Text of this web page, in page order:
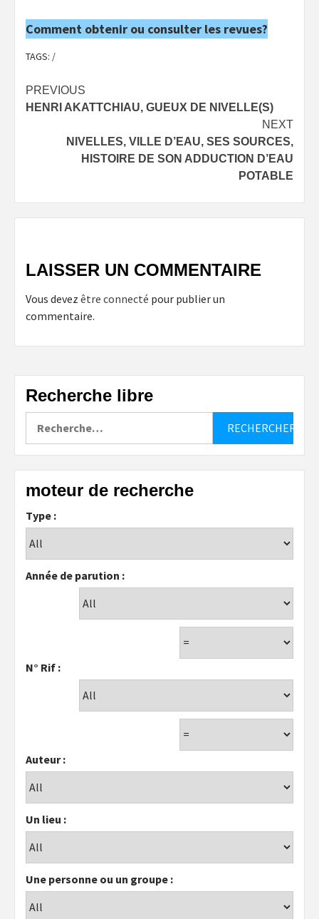
Comment obtenir ou consulter les revues?
TAGS: /
Post
navigation
PREVIOUS
HENRI AKATTCHIAU, GUEUX DE NIVELLE(S)
NEXT
NIVELLES, VILLE D’EAU, SES SOURCES,
HISTOIRE DE SON ADDUCTION D’EAU
POTABLE
LAISSER UN COMMENTAIRE
Vous devez être connecté pour publier un
commentaire.
Recherche libre
moteur de recherche
Type :
Année de parution :
N° Rif :
Auteur :
Un lieu :
Une personne ou un groupe :